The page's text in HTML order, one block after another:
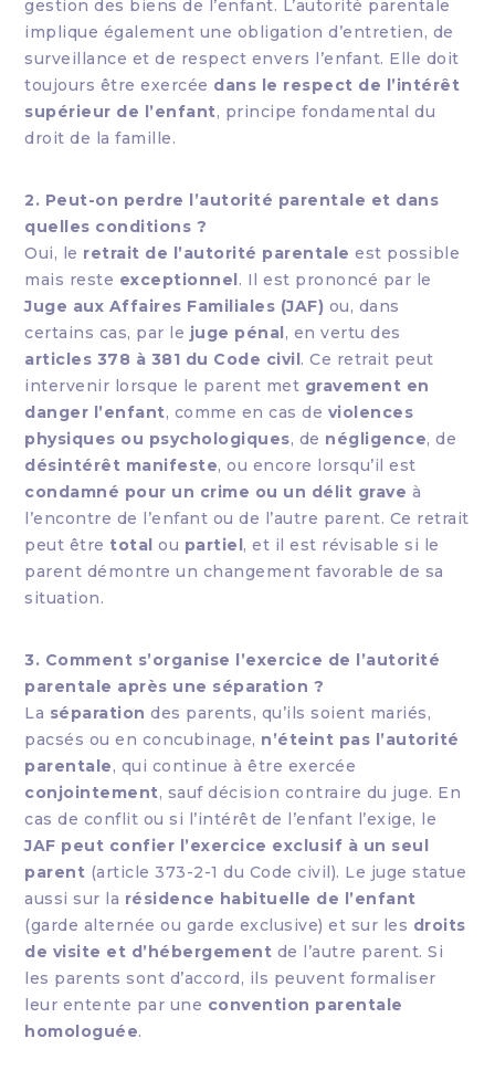
gestion des biens de l’enfant. L’autorité parentale
implique également une obligation d’entretien, de
surveillance et de respect envers l’enfant. Elle doit
toujours être exercée dans le respect de l’intérêt
supérieur de l’enfant, principe fondamental du
droit de la famille.
2. Peut-on perdre l’autorité parentale et dans
quelles conditions ?
Oui, le retrait de l’autorité parentale est possible
mais reste exceptionnel. Il est prononcé par le
Juge aux Affaires Familiales (JAF) ou, dans
certains cas, par le juge pénal, en vertu des
articles 378 à 381 du Code civil. Ce retrait peut
intervenir lorsque le parent met gravement en
danger l’enfant, comme en cas de violences
physiques ou psychologiques, de négligence, de
désintérêt manifeste, ou encore lorsqu’il est
condamné pour un crime ou un délit grave à
l’encontre de l’enfant ou de l’autre parent. Ce retrait
peut être total ou partiel, et il est révisable si le
parent démontre un changement favorable de sa
situation.
3. Comment s’organise l’exercice de l’autorité
parentale après une séparation ?
La séparation des parents, qu’ils soient mariés,
pacsés ou en concubinage, n’éteint pas l’autorité
parentale, qui continue à être exercée
conjointement, sauf décision contraire du juge. En
cas de conflit ou si l’intérêt de l’enfant l’exige, le
JAF peut confier l’exercice exclusif à un seul
parent (article 373-2-1 du Code civil). Le juge statue
aussi sur la résidence habituelle de l’enfant
(garde alternée ou garde exclusive) et sur les droits
de visite et d’hébergement de l’autre parent. Si
les parents sont d’accord, ils peuvent formaliser
leur entente par une convention parentale
homologuée.